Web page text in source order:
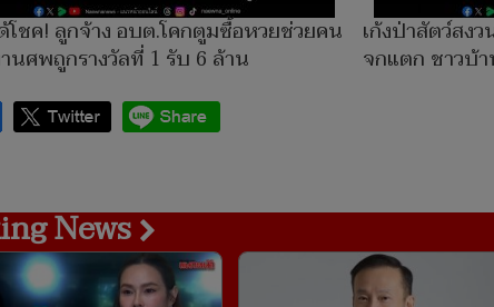
ชค! ลูกจ้าง อบต.โคกตูมซื้อหวยช่วยคน
นศพถูกรางวัลที่ 1 รับ 6 ล้าน
เก้งป่าสัตว์สง
จกแตก ชาวบ้
News